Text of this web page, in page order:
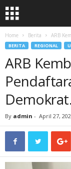
Home Berita ARB
BERITA REGIONAL
ARB
Demokrat.
By admin - April 27,